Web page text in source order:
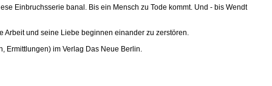
Einbruchsserie banal. Bis ein Mensch zu Tode kommt. Und - bis Wendt
Arbeit und seine Liebe beginnen einander zu zerstören.
Ermittlungen) im Verlag Das Neue Berlin.